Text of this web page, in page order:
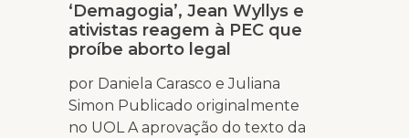
‘Demagogia’, Jean Wyllys e
ativistas reagem à PEC que
proíbe aborto legal
por Daniela Carasco e Juliana
Simon Publicado originalmente
no UOL A aprovação do texto da